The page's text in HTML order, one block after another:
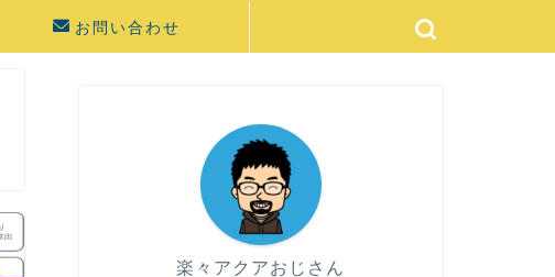
お問い合わせ
楽々アクアおじさん